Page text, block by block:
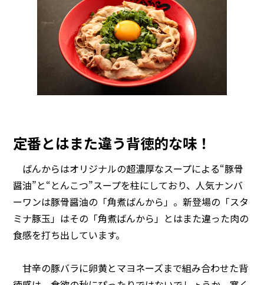
定番とはまた違う背徳的な味！
ばんからはオリジナルの超濃厚なスープによる“豚骨
醤油”と“とんこつ”スープを柱にしており、人気ナンバ
ーワンは豚骨醤油の「角煮ばんから」。新登場の「スタ
ミナ豚玉」はその「角煮ばんから」とはまた違った肉の
食感を打ち出しています。
甘辛の豚バラに卵黄とマヨネーズまで組み合わせた背